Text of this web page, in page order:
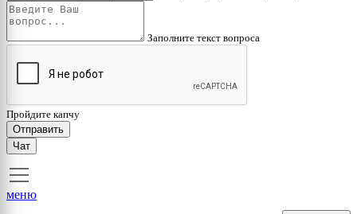
Заполните текст вопроса
Пройдите капчу
Отправить
Чат
меню